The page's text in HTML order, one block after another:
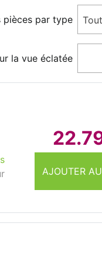
pièces par type Tout
la vue éclatée
AJOUTER